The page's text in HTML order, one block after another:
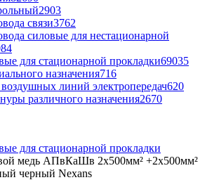
2903
связи3762
силовые для нестационарной
для стационарной прокладки69035
назначения716
линий электропередач620
различного назначения2670
для стационарной прокладки
медь АПвКаШв 2x500мм² +2x500мм²
черный Nexans